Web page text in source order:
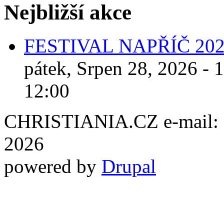
Nejbližší akce
FESTIVAL NAPŘÍČ
pátek, Srpen 28, 2026 -
12:00
CHRISTIANIA.CZ e-mail:
2026
powered by Drupal